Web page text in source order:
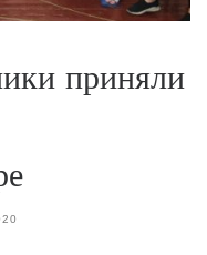
приняли